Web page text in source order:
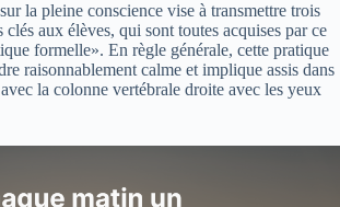
la pleine conscience vise à transmettre trois
clés aux élèves, qui sont toutes acquises par ce
formelle». En règle générale, cette pratique
raisonnablement calme et implique assis dans
la colonne vertébrale droite avec les yeux